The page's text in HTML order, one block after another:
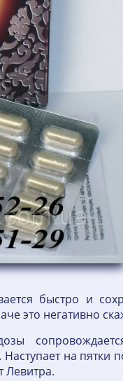
быстро и
это негативно
на пятки
Левитра.